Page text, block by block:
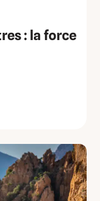
: la force